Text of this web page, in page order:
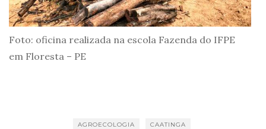
Foto: oficina realizada na escola Fazenda do IFPE
em Floresta – PE
AGROECOLOGIA CAATINGA